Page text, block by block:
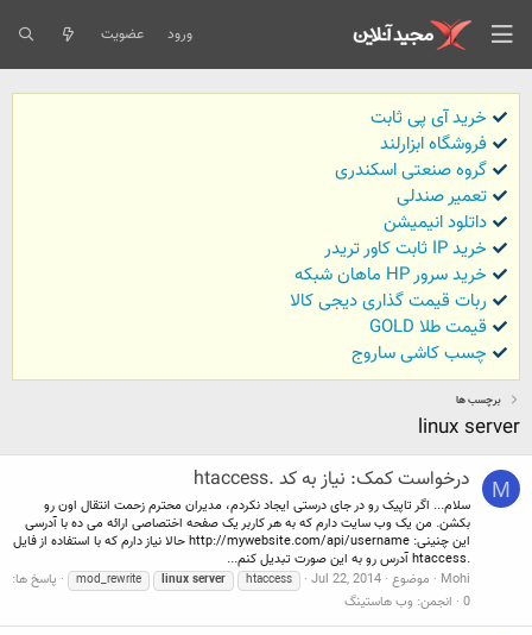
ورود عضویت
خرید آی پی ثابت
فروشگاه ابزارلند
گروه صنعتی اسکندری
تعمیر صندلی
داتلود انیمیشن
خرید IP ثابت کاور تریدر
خرید سرور HP ماهان شبکه
ربات قیمت گذاری دیجی کالا
قیمت طلا GOLD
چسب کاشی ساروج
برچسب ها
linux server
M درخواست کمک: نیاز به کد .htaccess
سلام... اگر تاپیک رو در جای درستی ایجاد نکردم، مدیران محترم زحمت انتقال اون رو
بکشن. من یک وب سایت دارم که به هر کاربر یک صفحه اختصاصی ارائه می ده با آدرسی
این چنینی: http://mywebsite.com/api/username حالا نیاز دارم که با استفاده از فایل
.htaccess آدرس رو به این صورت تبدیل کنم...
Mohi
موضوع Jul 22, 2014
htaccess
linux server
mod_rewrite
پاسخ ها:
0 انجمن: وب هاستینگ